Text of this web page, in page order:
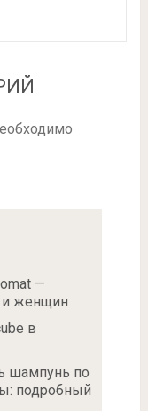
—
и женщин
в
шампунь по
подробный